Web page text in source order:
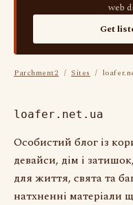
web
Get
Parchment2 / Sites /
loafer.net.ua
Особистий блог із
девайси, дім і
для життя, свята та
натхненні матеріали